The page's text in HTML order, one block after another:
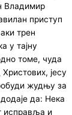
Владимир
приступ
трен
у тајну
томе, чуда
јесу
жудњу за
да: Нека
исправља и